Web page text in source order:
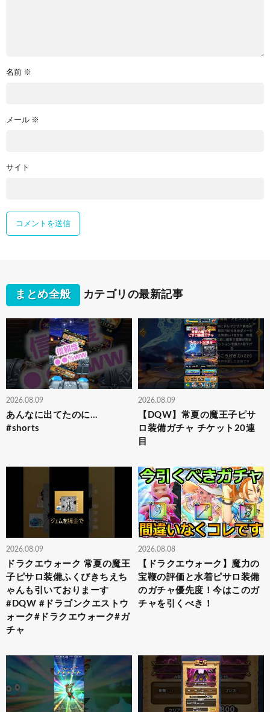
名前 ※
メール ※
サイト
まとめ全般 カテゴリの最新記事
2026.08.09
あんなに出てたのに…
#shorts
2026.08.09
【DQW】常夏の魔王子ピサ
ロ装備ガチャ チケット20連
目
2026.08.09
ドラクエウォーク 常夏の魔王
子ピサロ装備ふくびきちえち
ゃんも引いておりまーす
#DQW #ドラゴンクエストウ
ォーク#ドラクエウォーク#ガ
チャ
2026.08.08
【ドラクエウォーク】魔力の
宝鞭の評価と水着ピサロ装備
のガチャ優先度！今はこのガ
チャを引くべき！